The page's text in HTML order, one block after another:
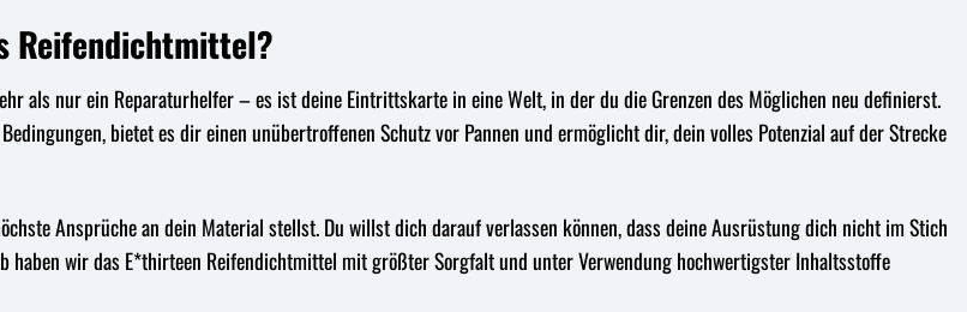
Reifendichtmittel?
als nur ein Reparaturhelfer – es ist deine Eintrittskarte in eine Welt, in der du die Grenzen des Möglichen neu definierst.
bietet es dir einen unübertroffenen Schutz vor Pannen und ermöglicht dir, dein volles Potenzial auf der Strecke
Ansprüche an dein Material stellst. Du willst dich darauf verlassen können, dass deine Ausrüstung dich nicht im Stich
haben wir das E*thirteen Reifendichtmittel mit größter Sorgfalt und unter Verwendung hochwertigster Inhaltsstoffe